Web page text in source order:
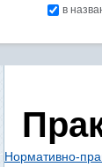
в
Нормативно-